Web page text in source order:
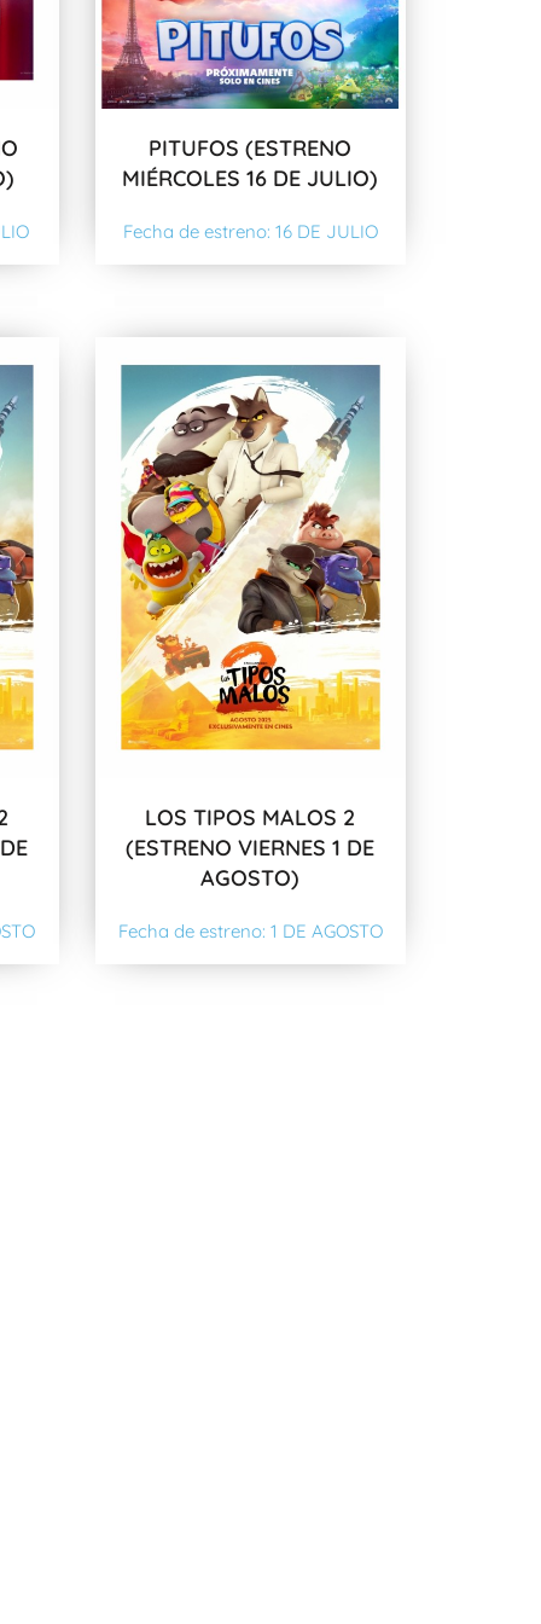
PITUFOS (ESTRENO
MIÉRCOLES 16 DE JULIO)
Fecha de estreno: 16 DE JULIO
LOS TIPOS MALOS 2
(ESTRENO VIERNES 1 DE
AGOSTO)
Fecha de estreno: 1 DE AGOSTO